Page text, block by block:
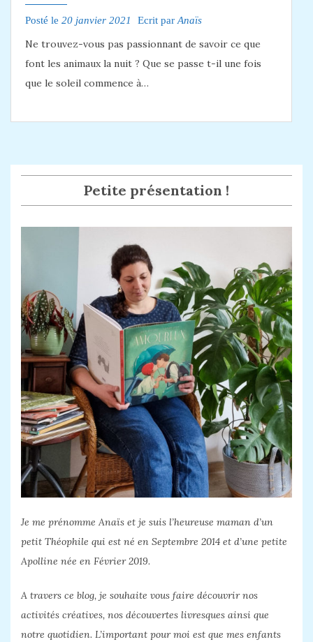
Posté le 20 janvier 2021 Ecrit par Anaïs
Ne trouvez-vous pas passionnant de savoir ce que
font les animaux la nuit ? Que se passe t-il une fois
que le soleil commence à…
Petite présentation !
Je me prénomme Anaïs et je suis l’heureuse maman d’un
petit Théophile qui est né en Septembre 2014 et d’une petite
Apolline née en Février 2019.
A travers ce blog, je souhaite vous faire découvrir nos
activités créatives, nos découvertes livresques ainsi que
notre quotidien. L’important pour moi est que mes enfants